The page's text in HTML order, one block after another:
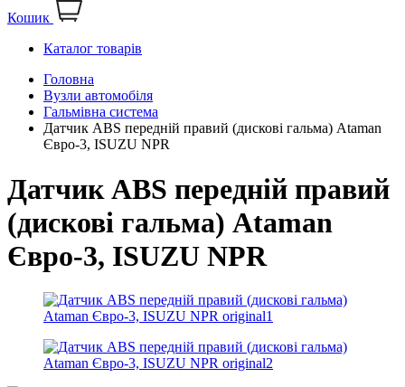
Кошик
Каталог товарів
Головна
Вузли автомобіля
Гальмівна система
Датчик АВS передній правий (дискові гальма) Ataman
Євро-3, ISUZU NPR
Датчик АВS передній правий
(дискові гальма) Ataman
Євро-3, ISUZU NPR